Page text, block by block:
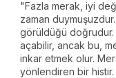
"Fazla merak, iyi
zaman
görüldüğü
açabilir, ancak bu,
inkar etmek olur.
yönlendiren bir